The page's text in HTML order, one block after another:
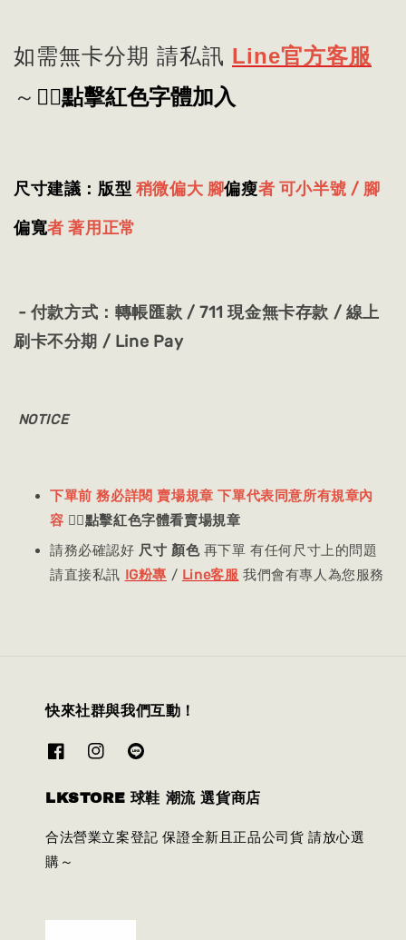
如需無卡分期 請私訊 Line官方客服
～ 👈🏻點擊紅色字體加入
尺寸建議：版型 稍微偏大 腳偏瘦者 可小半號 / 腳
偏寬者 著用正常
- 付款方式：轉帳匯款 / 711 現金無卡存款 / 線上
刷卡不分期 / Line Pay
NOTICE
下單前 務必詳閱 賣場規章 下單代表同意所有規章內
容 👈🏻點擊紅色字體看賣場規章
請務必確認好 尺寸 顏色再下單 有任何尺寸上的問題
請直接私訊 IG粉專 / Line客服 我們會有專人為您服務
快來社群與我們互動！
LKSTORE 球鞋 潮流 選貨商店
合法營業立案登記 保證全新且正品公司貨 請放心選
購～